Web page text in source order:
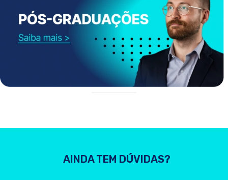
AINDA TEM DÚVIDAS?